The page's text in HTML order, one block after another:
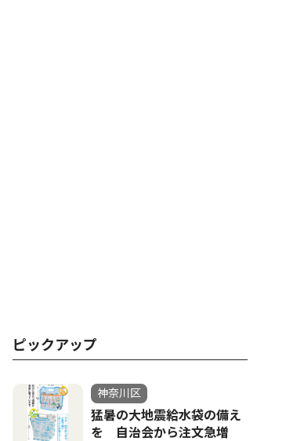
ピックアップ
神奈川区
猛暑の大地震給水袋の備え
を 自治会から注文急増